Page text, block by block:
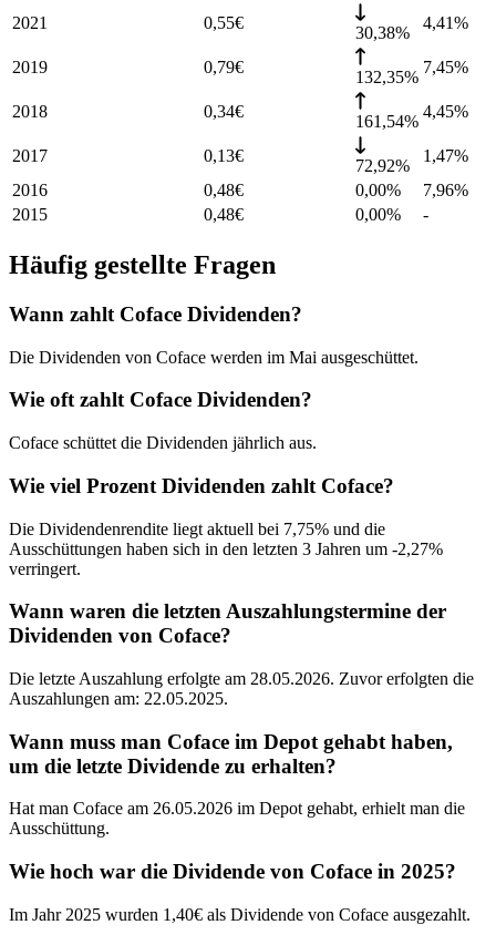
2021 0,55€
30,38%
4,41%
2019 0,79€
132,35%
7,45%
2018 0,34€
161,54%
4,45%
2017 0,13€
72,92%
1,47%
2016
0,48€ 0,00% 7,96%
2015
0,48€ 0,00% -
Häufig gestellte Fragen
Wann zahlt Coface Dividenden?
Die Dividenden von Coface werden im Mai ausgeschüttet.
Wie oft zahlt Coface Dividenden?
Coface schüttet die Dividenden jährlich aus.
Wie viel Prozent Dividenden zahlt Coface?
Die Dividendenrendite liegt aktuell bei 7,75% und die
Ausschüttungen haben sich in den letzten 3 Jahren um -2,27%
verringert.
Wann waren die letzten Auszahlungstermine der
Dividenden von Coface?
Die letzte Auszahlung erfolgte am 28.05.2026. Zuvor erfolgten die
Auszahlungen am: 22.05.2025.
Wann muss man Coface im Depot gehabt haben,
um die letzte Dividende zu erhalten?
Hat man Coface am 26.05.2026 im Depot gehabt, erhielt man die
Ausschüttung.
Wie hoch war die Dividende von Coface in 2025?
Im Jahr 2025 wurden 1,40€ als Dividende von Coface ausgezahlt.